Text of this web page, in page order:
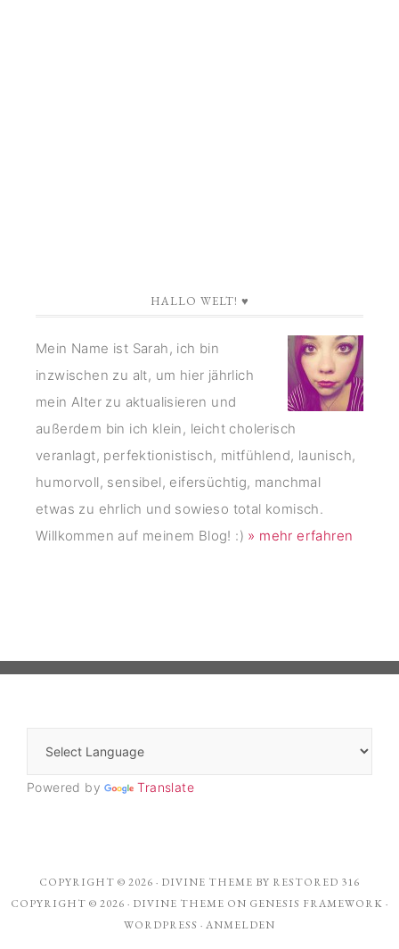
HALLO WELT! ♥
Mein Name ist Sarah, ich bin
inzwischen zu alt, um hier jährlich
mein Alter zu aktualisieren und
außerdem bin ich klein, leicht cholerisch
veranlagt, perfektionistisch, mitfühlend, launisch,
humorvoll, sensibel, eifersüchtig, manchmal
etwas zu ehrlich und sowieso total komisch.
Willkommen auf meinem Blog! :) » mehr erfahren
Powered by Translate
COPYRIGHT © 2026 · DIVINE THEME BY RESTORED 316
COPYRIGHT © 2026 · DIVINE THEME ON GENESIS FRAMEWORK ·
WORDPRESS · ANMELDEN